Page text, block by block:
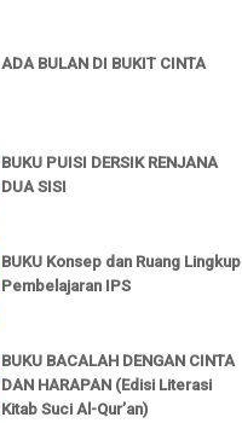
ADA BULAN DI BUKIT CINTA
BUKU PUISI DERSIK RENJANA
DUA SISI
BUKU Konsep dan Ruang Lingkup
Pembelajaran IPS
BUKU BACALAH DENGAN CINTA
DAN HARAPAN (Edisi Literasi
Kitab Suci Al-Qur’an)